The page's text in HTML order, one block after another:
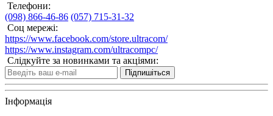
Телефони:
(098) 866-46-86 (057) 715-31-32
Соц мережі:
https://www.facebook.com/store.ultracom/
https://www.instagram.com/ultracompc/
Слідкуйте за новинками та акціями:
Підпишіться
Інформація